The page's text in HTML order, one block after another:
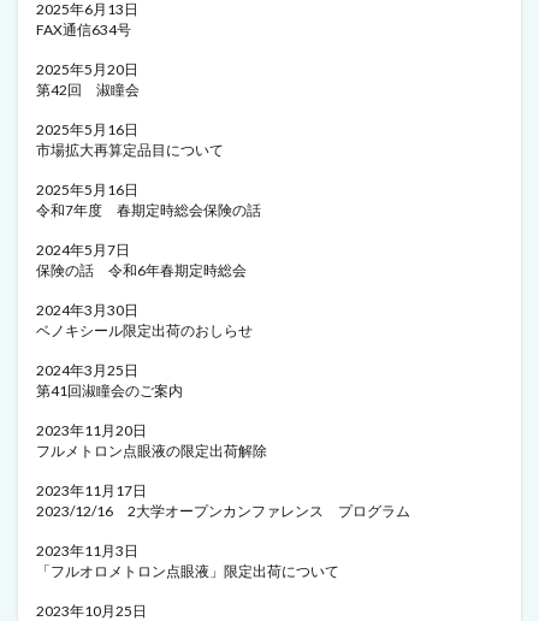
2025年6月13日
FAX通信634号
2025年5月20日
第42回 淑瞳会
2025年5月16日
市場拡大再算定品目について
2025年5月16日
令和7年度 春期定時総会保険の話
2024年5月7日
保険の話 令和6年春期定時総会
2024年3月30日
ベノキシール限定出荷のおしらせ
2024年3月25日
第41回淑瞳会のご案内
2023年11月20日
フルメトロン点眼液の限定出荷解除
2023年11月17日
2023/12/16 2大学オープンカンファレンス プログラム
2023年11月3日
「フルオロメトロン点眼液」限定出荷について
2023年10月25日